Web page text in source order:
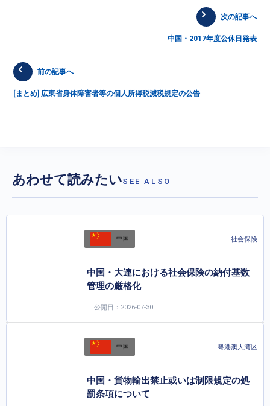
次の記事へ
中国・2017年度公休日発表
前の記事へ
[まとめ] 広東省身体障害者等の個人所得税減税規定の公告
あわせて読みたいSEE ALSO
中国 社会保険
中国・大連における社会保険の納付基数
管理の厳格化
公開日：2026-07-30
中国 粤港澳大湾区
中国・貨物輸出禁止或いは制限規定の処
罰条項について